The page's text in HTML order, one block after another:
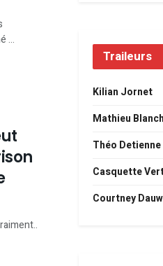
...
Traileurs
Kilian Jornet
Mathieu
Théo Detienne
Casquette
Courtney